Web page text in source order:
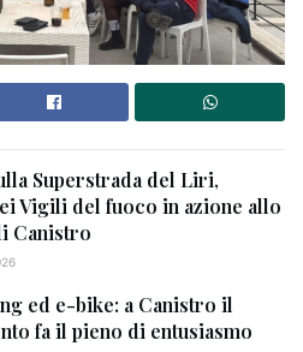
Superstrada del Liri,
Vigili del fuoco in azione allo
Canistro
ed e-bike: a Canistro il
fa il pieno di entusiasmo